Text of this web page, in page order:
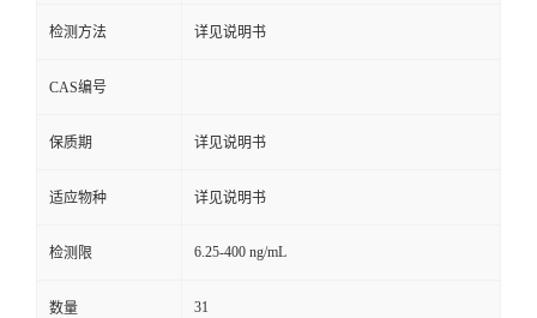
检测方法 详见说明书
CAS编号
保质期 详见说明书
适应物种 详见说明书
检测限 6.25-400 ng/mL
数量 31